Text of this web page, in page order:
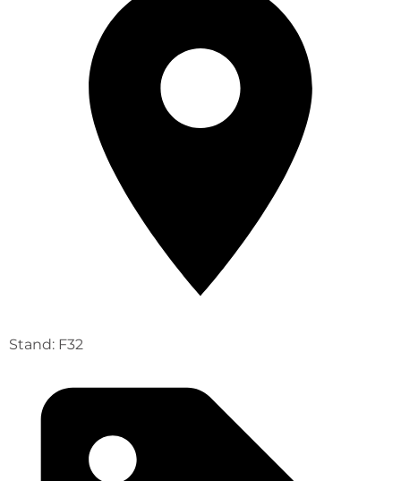
Stand: F32